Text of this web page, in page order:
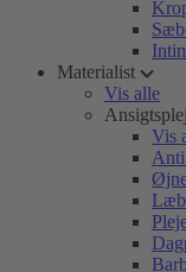
Materialist
Vis alle
Vis